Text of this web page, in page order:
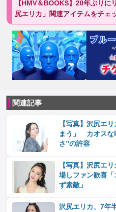
【HMV＆BOOKS】20年ぶりに
尻エリカ」関連アイテムをチェ
関連記事
【写真】沢尻エ
まう」 カオスな
さ”の許容
【写真】沢尻エ
場しファン歓喜
ず素敵」
沢尻エリカ、7年